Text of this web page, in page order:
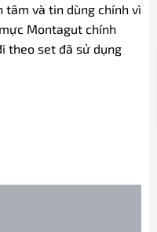
tâm và tin dùng chính vì
Montagut chính
theo set đã sử dụng